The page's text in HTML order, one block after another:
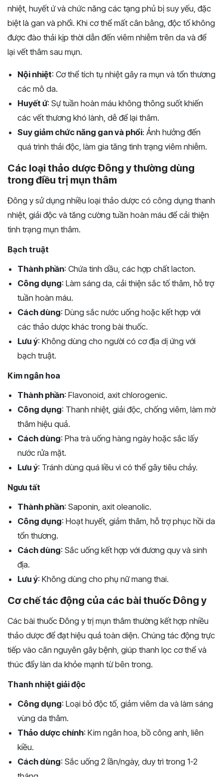
nhiệt, huyết ứ và chức năng các tạng phủ bị suy yếu, đặc
biệt là gan và phổi. Khi cơ thể mất cân bằng, độc tố không
được đào thải kịp thời dẫn đến viêm nhiễm trên da và để
lại vết thâm sau mụn.
Nội nhiệt: Cơ thể tích tụ nhiệt gây ra mụn và tổn thương
các mô da.
Huyết ứ: Sự tuần hoàn máu không thông suốt khiến
các vết thương khó lành, dễ để lại thâm.
Suy giảm chức năng gan và phổi: Ảnh hưởng đến
quá trình thải độc, làm gia tăng tình trạng viêm nhiễm.
Các loại thảo dược Đông y thường dùng
trong điều trị mụn thâm
Đông y sử dụng nhiều loại thảo dược có công dụng thanh
nhiệt, giải độc và tăng cường tuần hoàn máu để cải thiện
tình trạng mụn thâm.
Bạch truật
Thành phần: Chứa tinh dầu, các hợp chất lacton.
Công dụng: Làm sáng da, cải thiện sắc tố thâm, hỗ trợ
tuần hoàn máu.
Cách dùng: Dùng sắc nước uống hoặc kết hợp với
các thảo dược khác trong bài thuốc.
Lưu ý: Không dùng cho người có cơ địa dị ứng với
bạch truật.
Kim ngân hoa
Thành phần: Flavonoid, axit chlorogenic.
Công dụng: Thanh nhiệt, giải độc, chống viêm, làm mờ
thâm hiệu quả.
Cách dùng: Pha trà uống hàng ngày hoặc sắc lấy
nước rửa mặt.
Lưu ý: Tránh dùng quá liều vì có thể gây tiêu chảy.
Ngưu tất
Thành phần: Saponin, axit oleanolic.
Công dụng: Hoạt huyết, giảm thâm, hỗ trợ phục hồi da
tổn thương.
Cách dùng: Sắc uống kết hợp với đương quy và sinh
địa.
Lưu ý: Không dùng cho phụ nữ mang thai.
Cơ chế tác động của các bài thuốc Đông y
Các bài thuốc Đông y trị mụn thâm thường kết hợp nhiều
thảo dược để đạt hiệu quả toàn diện. Chúng tác động trực
tiếp vào căn nguyên gây bệnh, giúp thanh lọc cơ thể và
thúc đẩy làn da khỏe mạnh từ bên trong.
Thanh nhiệt giải độc
Công dụng: Loại bỏ độc tố, giảm viêm da và làm sáng
vùng da thâm.
Thảo dược chính: Kim ngân hoa, bồ công anh, liên
kiều.
Cách dùng: Sắc uống 2 lần/ngày, duy trì trong 1-2